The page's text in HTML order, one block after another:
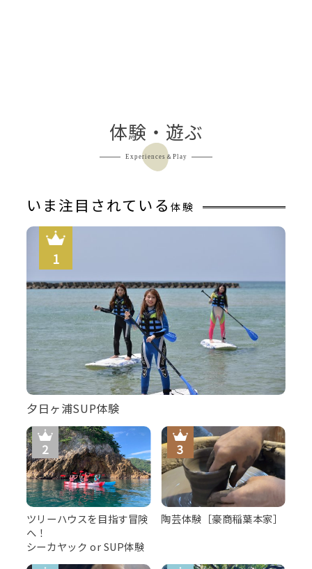
【大浴場・露天風呂】男女別絶景露天風呂一例、潮騒を感
じながらの贅沢な時間を…
体験・遊ぶ
Experiences＆Play
いま注目されている 体験
夕日ヶ浦SUP体験
ツリーハウスを目指す冒険
へ！
シーカヤック or SUP体験
陶芸体験［豪商稲葉本家］